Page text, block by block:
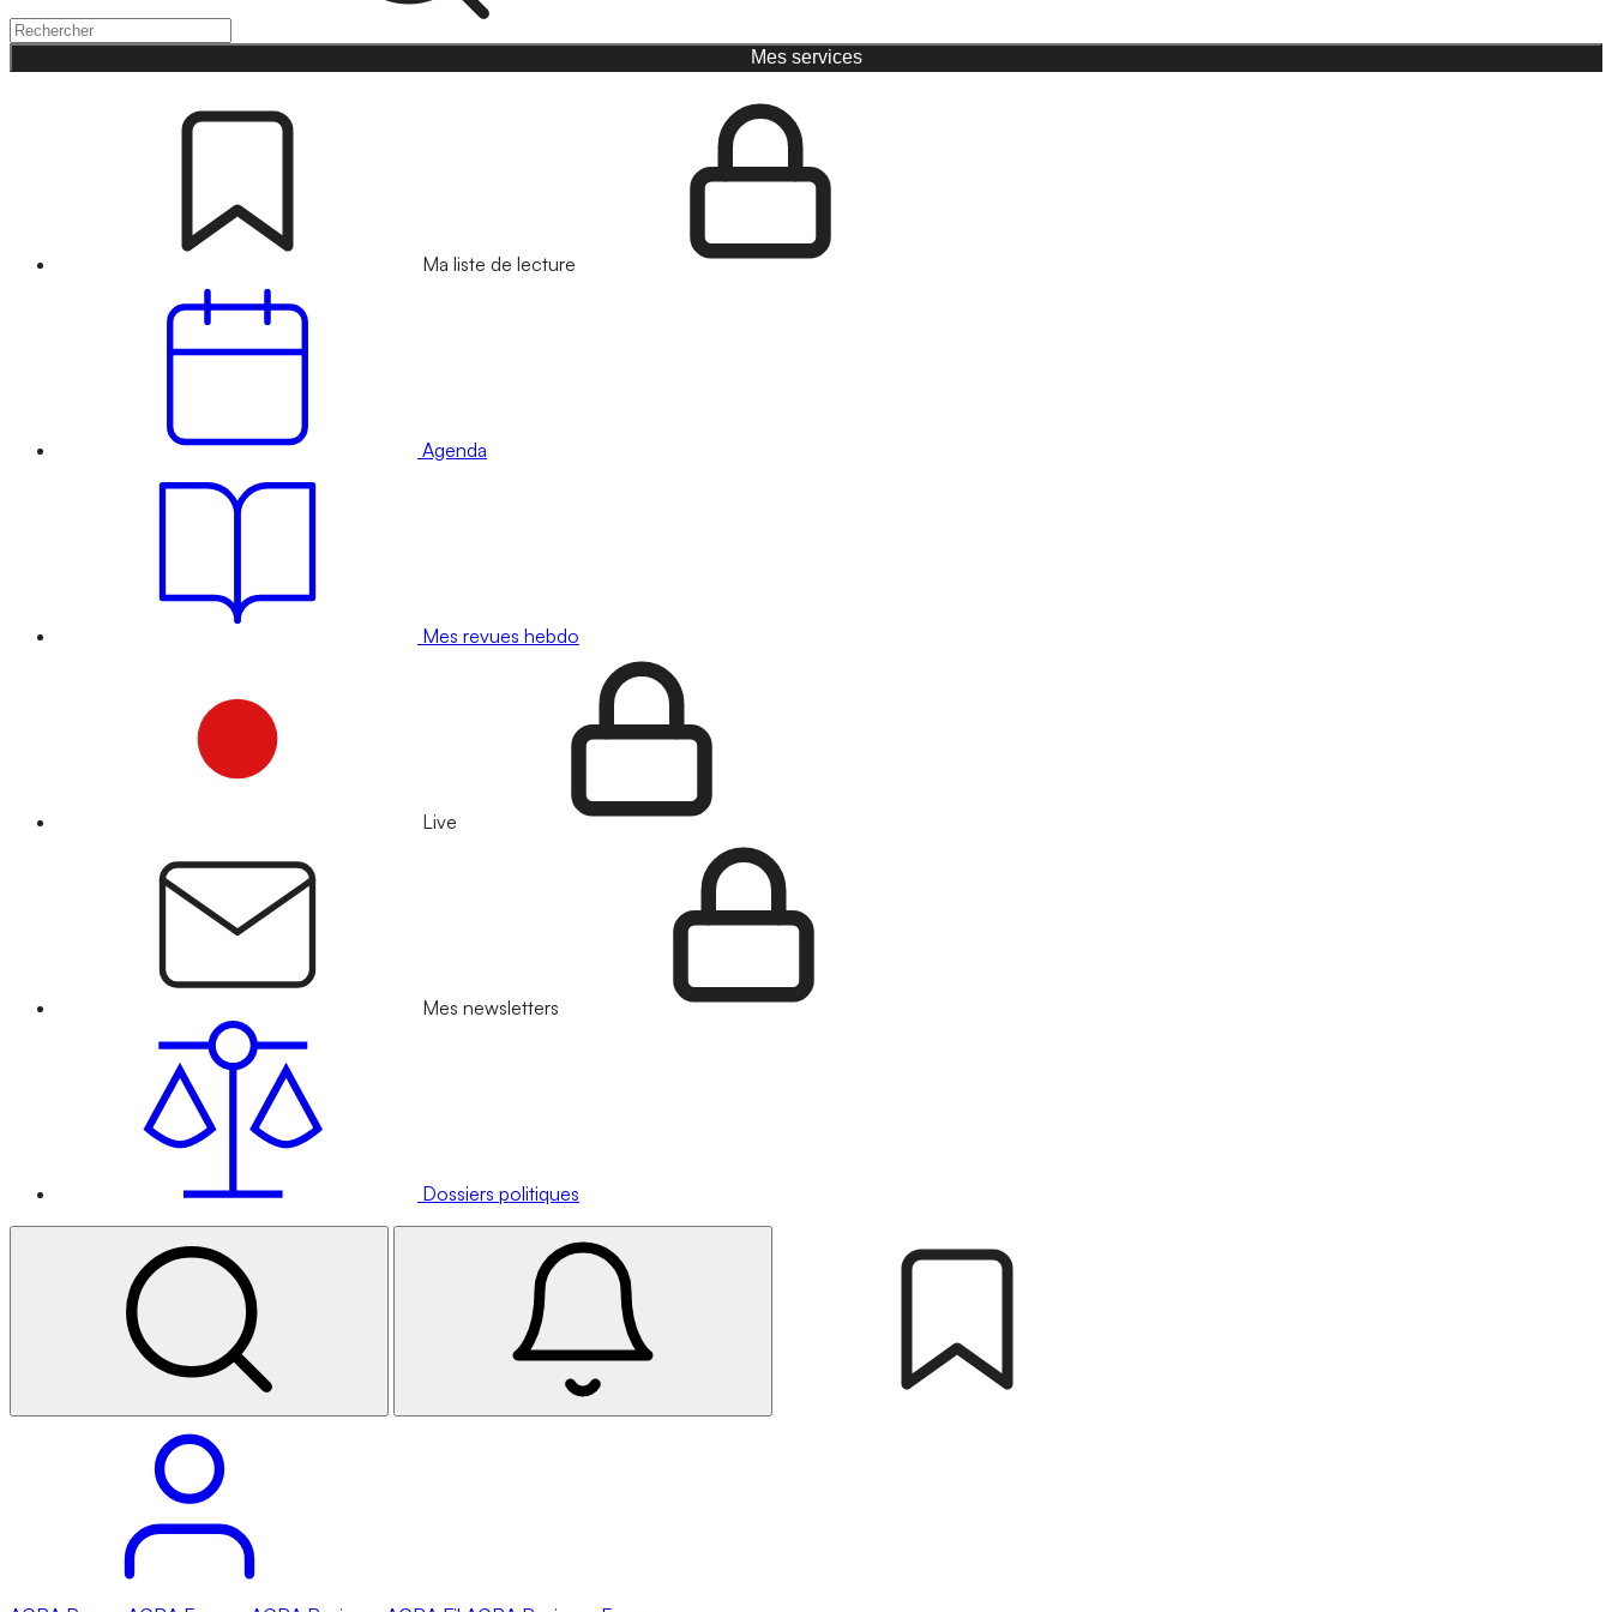
Mes services
Ma liste de lecture
Agenda
Mes revues hebdo
Live
Mes newsletters
Dossiers politiques